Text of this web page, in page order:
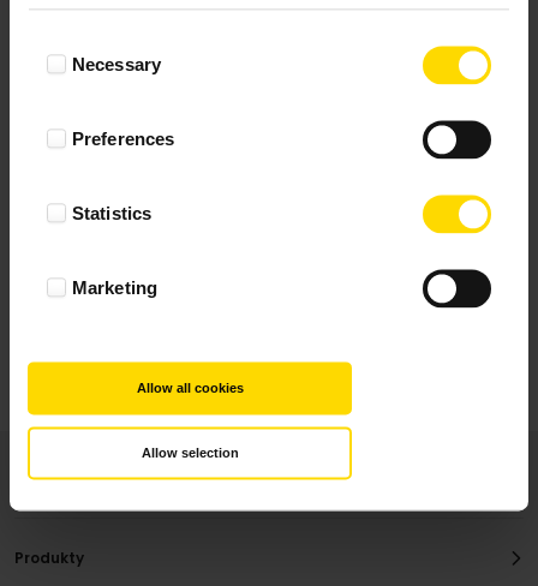
SelectionNecessary
Preferences
Statistics
Marketing
Allow all cookies
Allow selection
Najbardziej pomocne oceny, które doradzą Ci
Produkty